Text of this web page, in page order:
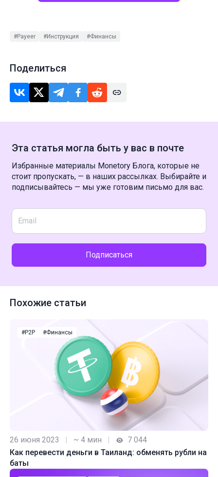
#Payeer #Инструкция #Финансы
Поделиться
Эта статья могла быть у вас в почте
Избранные материалы Monetory Блога, которые не
стоит пропускать, — в наших рассылках. Выбирайте и
подписывайтесь — мы уже готовим письмо для вас.
Подписаться
Похожие статьи
#P2P #Финансы
26 июня 2023 ~ 4 мин
7 044
Как перевести деньги в Таиланд: обменять рубли на
баты